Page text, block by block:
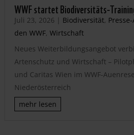
WWF startet Biodiversitäts-
Juli 23, 2026 | Biodiversität,
den WWF, Wirtschaft
Neues Weiterbildungsangebot
Artenschutz und Wirtschaft –
und Caritas Wien im WWF-
Niederösterreich
mehr lesen